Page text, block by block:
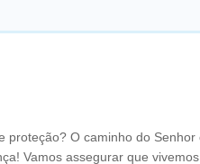
proteção? O caminho do Senhor
Vamos assegurar que vivemos